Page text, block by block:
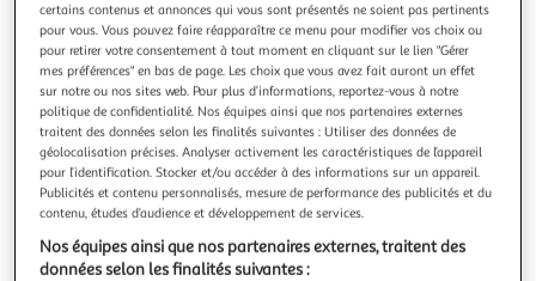
précédente
suivante
SC CRYSTAL
Collier par SC Crystal orné de Zirconium
Collier SC CrystalOrné de Zirconium.Alliage résistant avec
plaquage haute résistance.Longueur collier : 41cm (+5cm
de rallonge)Dimensions pendentifs : 46x38mmFermoir :
mousqueton.
En savoir +
Vous voulez connaître le prix de ce produit ?
certains contenus et annonces qui vous sont présentés ne soient pas pertinents
pour vous. Vous pouvez faire réapparaître ce menu pour modifier vos choix ou
pour retirer votre consentement à tout moment en cliquant sur le lien "Gérer
mes préférences" en bas de page. Les choix que vous avez fait auront un effet
sur notre ou nos sites web. Pour plus d’informations, reportez-vous à notre
politique de confidentialité. Nos équipes ainsi que nos partenaires externes
traitent des données selon les finalités suivantes : Utiliser des données de
géolocalisation précises. Analyser activement les caractéristiques de l’appareil
pour l’identification. Stocker et/ou accéder à des informations sur un appareil.
Publicités et contenu personnalisés, mesure de performance des publicités et du
contenu, études d’audience et développement de services.
Nos équipes ainsi que nos partenaires externes, traitent des
données selon les finalités suivantes :